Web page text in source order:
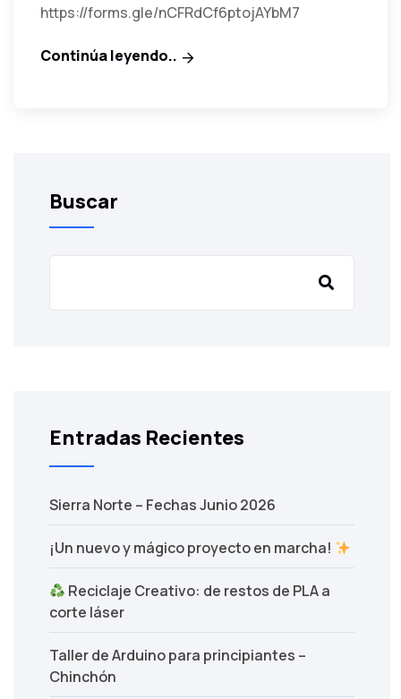
https://forms.gle/nCFRdCf6ptojAYbM7
Continúa leyendo..
Buscar
Entradas Recientes
Sierra Norte – Fechas Junio 2026
¡Un nuevo y mágico proyecto en marcha!
Reciclaje Creativo: de restos de PLA a
corte láser
Taller de Arduino para principiantes –
Chinchón